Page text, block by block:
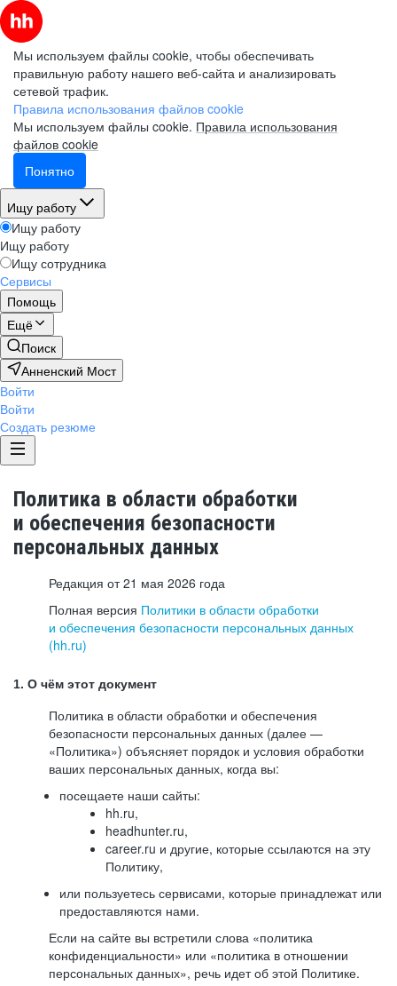
Мы используем файлы cookie, чтобы обеспечивать
правильную работу нашего веб-сайта и анализировать
сетевой трафик.
Правила использования файлов cookie
Мы используем файлы cookie. Правила использования
файлов cookie
Понятно
Ищу работу
Ищу работу
Ищу работу
Ищу сотрудника
Сервисы
Помощь
Ещё
Поиск
Анненский Мост
Войти
Войти
Создать резюме
Политика в области обработки
и обеспечения безопасности
персональных данных
Редакция от 21 мая 2026 года
Полная версия Политики в области обработки
и обеспечения безопасности персональных данных
(hh.ru)
1. О чём этот документ
Политика в области обработки и обеспечения
безопасности персональных данных (далее —
«Политика») объясняет порядок и условия обработки
ваших персональных данных, когда вы:
посещаете наши сайты:
hh.ru,
headhunter.ru,
career.ru и другие, которые ссылаются на эту
Политику,
или пользуетесь сервисами, которые принадлежат или
предоставляются нами.
Если на сайте вы встретили слова «политика
конфиденциальности» или «политика в отношении
персональных данных», речь идет об этой Политике.